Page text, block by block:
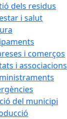
dels residus
i salut
i comerços
i associacions
del municipi